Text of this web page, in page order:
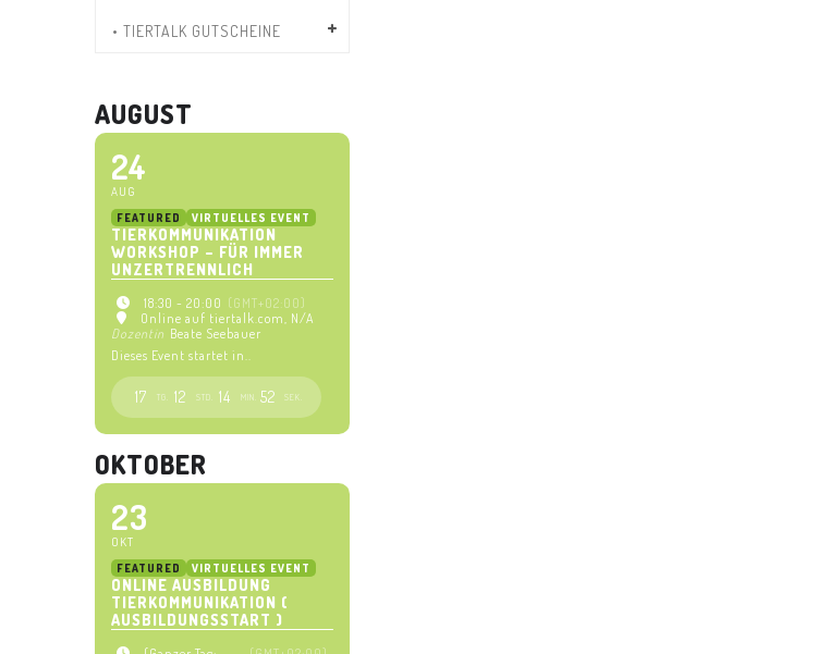
• TIERTALK GUTSCHEINE
AUGUST
24
AUG
FEATURED VIRTUELLES EVENT
TIERKOMMUNIKATION
WORKSHOP – FÜR IMMER
UNZERTRENNLICH
18:30 - 20:00 (GMT+02:00)
Online auf tiertalk.com , N/A
Dozentin Beate Seebauer
Dieses Event startet in..
17 TG. 12 STD. 14 MIN. 52 SEK.
OKTOBER
23
OKT
FEATURED VIRTUELLES EVENT
ONLINE AUSBILDUNG
TIERKOMMUNIKATION (
AUSBILDUNGSSTART )